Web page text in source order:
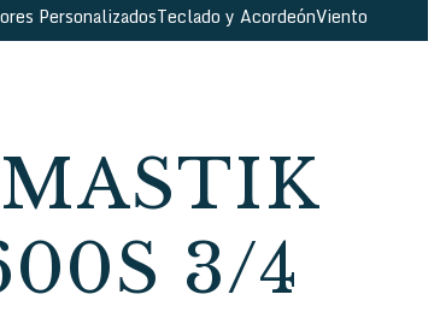
PersonalizadosTeclado y AcordeónViento
3/4